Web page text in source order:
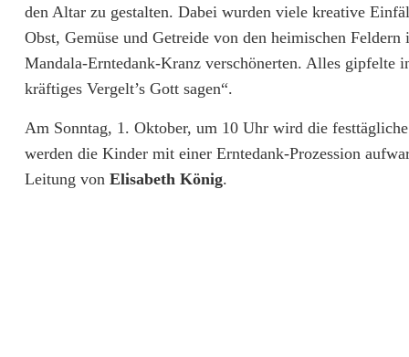
i
t
c
den Altar zu gestalten. Dabei wurden viele kreative
Obst, Gemüse und Getreide von den heimischen
Mandala-Erntedank-Kranz verschönerten. Alles gipfelte
kräftiges Vergelt’s Gott sagen“.
Am Sonntag, 1. Oktober, um 10 Uhr wird die
werden die Kinder mit einer Erntedank-Prozession
Leitung von Elisabeth König.